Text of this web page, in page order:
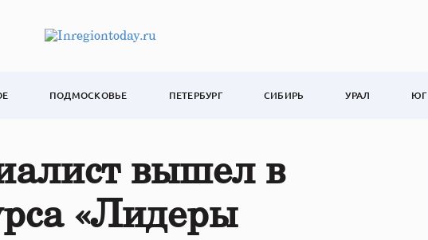
ПОДМОСКОВЬЕ ПЕТЕРБУРГ СИБИРЬ УРАЛ ЮГ
вышел в
«Лидеры